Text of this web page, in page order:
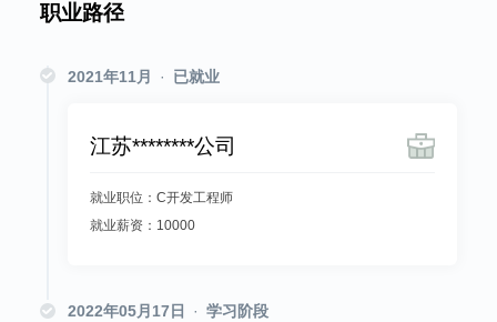
职业路径
2021年11月 · 已就业
江苏********公司
就业职位：C开发工程师
就业薪资：10000
2022年05月17日 · 学习阶段